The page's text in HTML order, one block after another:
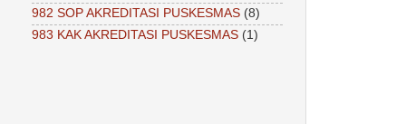
982 SOP AKREDITASI PUSKESMAS (8)
983 KAK AKREDITASI PUSKESMAS (1)